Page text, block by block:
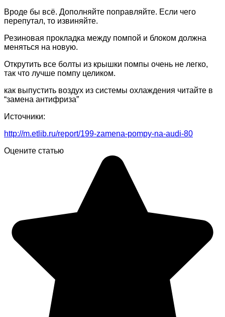
Вроде бы всё. Дополняйте поправляйте. Если чего
перепутал, то извиняйте.
Резиновая прокладка между помпой и блоком должна
меняться на новую.
Открутить все болты из крышки помпы очень не легко,
так что лучше помпу целиком.
как выпустить воздух из системы охлаждения читайте в
“замена антифриза”
Источники:
http://m.etlib.ru/report/199-zamena-pompy-na-audi-80
Оцените статью